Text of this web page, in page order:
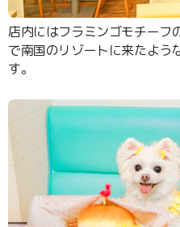
店内にはフラミンゴモチーフ
で南国のリゾートに来たよう
す。